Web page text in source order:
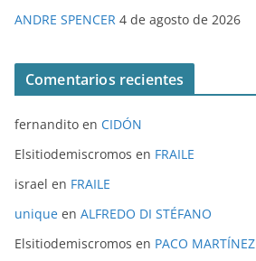
ANDRE SPENCER 4 de agosto de 2026
Comentarios recientes
fernandito en CIDÓN
Elsitiodemiscromos en FRAILE
israel en FRAILE
unique en ALFREDO DI STÉFANO
Elsitiodemiscromos en PACO MARTÍNEZ